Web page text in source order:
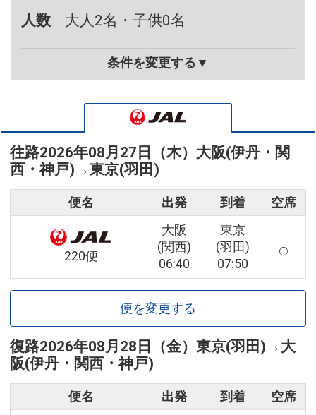
人数
大人2名・子供0名
条件を変更する▼
往路2026年08月27日（木） 大阪(伊丹・関
西・神戸) →東京(羽田)
便名 出発 到着 空席
220便
大阪
(関西)
06:40
東京
(羽田)
07:50
便を変更する
復路2026年08月28日（金） 東京(羽田) → 大
阪(伊丹・関西・神戸)
便名 出発 到着 空席